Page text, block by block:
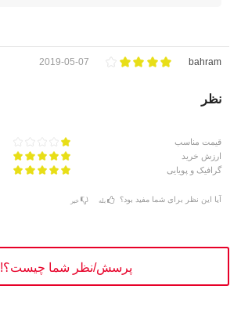
bahram
2019-05-07
نظر
قیمت مناسب
ارزش خرید
گرافیک و پویایی
آیا این نظر برای شما مفید بود؟ بله خیر
پرسش/نظر شما چیست؟!